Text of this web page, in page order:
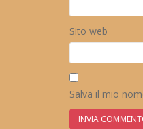
Sito web
Salva il mio